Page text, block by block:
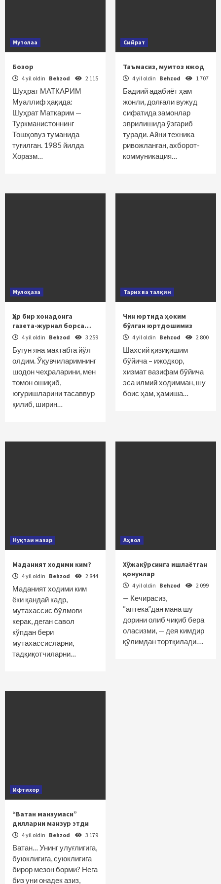
Мутолаа
Бозор
4 yil oldin Behzod 2 115
Шуҳрат МАТКАРИМ
Муаллиф ҳақида:
Шуҳрат Маткарим —
Туркманистоннинг
Тошҳовуз туманида
туғилган. 1985 йилда
Хоразм…
Сийрат
Таъмасиз, мумтоз ижод
4 yil oldin Behzod 1 707
Бадиий адабиёт ҳам
жонли, долғали вужуд
сифатида замонлар
эврилишида ўзгариб
туради. Айни техника
ривожланган, ахборот-
коммуникация…
Мулоҳаза
Ҳар бир хонадонга
газета-журнал борса…
4 yil oldin Behzod 3 259
Бугун яна мактабга йўл
олдим. Ўқувчиларимнинг
шодон чеҳраларини, мен
томон ошиқиб,
югуришларини тасаввур
қилиб, ширин…
Тарих ва талқин
Чин юртида ҳоким
бўлган юртдошимиз
4 yil oldin Behzod 2 800
Шахсий қизиқишим
бўйича – ижодкор,
хизмат вазифам бў­йича
эса илмий ходимман, шу
боис ҳам, ҳамиша…
Нуқтаи назар
Маданият ходими ким?
4 yil oldin Behzod 2 844
Маданият ходими ким
ёки қандай кадр,
мутахассис бўлмоғи
керак, деган савол
кўпдан бери
мутахассисларни,
тадқиқотчиларни…
Аҳвол
Хўжакўрсинга ишлаётган
қонунлар
4 yil oldin Behzod 2 099
— Кечирасиз,
“аптека”дан мана шу
дорини олиб чиқиб бера
оласизми, — дея кимдир
қўлимдан тортқилади….
Ифтихор
“Ватан манзумаси”
дилларни манзур этди
4 yil oldin Behzod 3 179
Ватан… Унинг улуғлигига,
буюклигига, суюклигига
бирор мезон борми? Нега
биз уни онадек азиз,